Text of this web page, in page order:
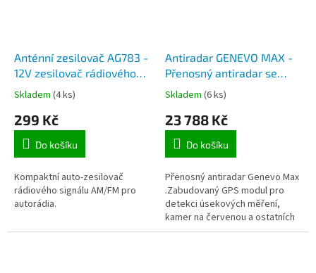
Anténní zesilovač AG783 -
12V zesilovač rádiového
signálu FM AM do auta,
nap. 12V
Skladem (4 ks)
299 Kč
Do košíku
Kompaktní auto-zesilovač
rádiového signálu AM/FM pro
autorádia.
Antiradar GENEVO MAX -
Přenosný antiradar se
zabudovaným GPS
modulem
Skladem (6 ks)
23 788 Kč
Do košíku
Přenosný antiradar Genevo Max
.Zabudovaný GPS modul pro
detekci úsekových měření,
kamer na červenou a ostatních
stacionárních radarů v celé